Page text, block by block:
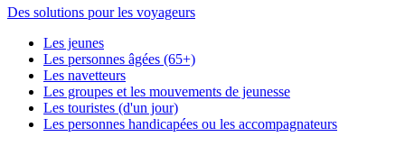
Des solutions pour les voyageurs
Les jeunes
Les personnes âgées (65+)
Les navetteurs
Les groupes et les mouvements de jeunesse
Les touristes (d'un jour)
Les personnes handicapées ou les accompagnateurs